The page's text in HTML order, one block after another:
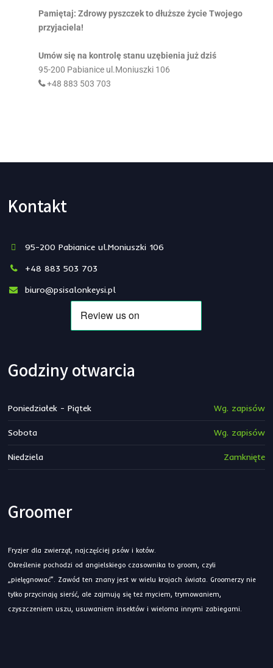
Pamiętaj: Zdrowy pyszczek to dłuższe życie Twojego
przyjaciela!
Umów się na kontrolę stanu uzębienia już dziś
95-200 Pabianice ul.Moniuszki 106
+48 883 503 703
Kontakt
95-200 Pabianice ul.Moniuszki 106
+48 883 503 703
biuro@psisalonkeysi.pl
Godziny otwarcia
Poniedziałek - Piątek Wg. zapisów
Sobota Wg. zapisów
Niedziela Zamknięte
Groomer
Fryzjer dla zwierząt, najczęściej psów i kotów.
Określenie pochodzi od angielskiego czasownika to groom, czyli
„pielęgnować”. Zawód ten znany jest w wielu krajach świata. Groomerzy nie
tylko przycinają sierść, ale zajmują się też myciem, trymowaniem,
czyszczeniem uszu, usuwaniem insektów i wieloma innymi zabiegami.